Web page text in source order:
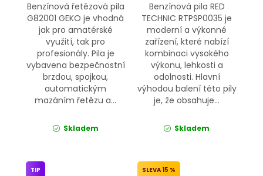
Benzínová řetězová pila
G82001 GEKO je vhodná
jak pro amatérské
využití, tak pro
profesionály. Pila je
vybavena bezpečnostní
brzdou, spojkou,
automatickým
mazáním řetězu a...
Skladem
Benzínová pila RED
TECHNIC RTPSP0035 je
moderní a výkonné
zařízení, které nabízí
kombinaci vysokého
výkonu, lehkosti a
odolnosti. Hlavní
výhodou balení této pily
je, že obsahuje...
Skladem
TIP 15 %